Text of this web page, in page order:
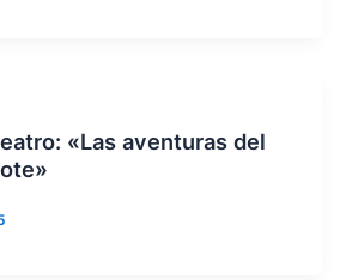
«Las aventuras del